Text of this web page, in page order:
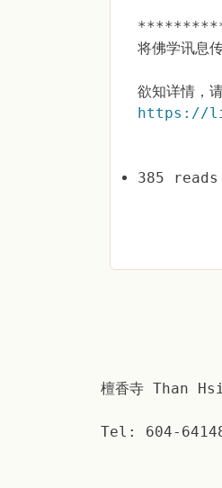
将佛学讯息
欲知详情
https://
385 reads
檀香寺 Than
Tel: 604-